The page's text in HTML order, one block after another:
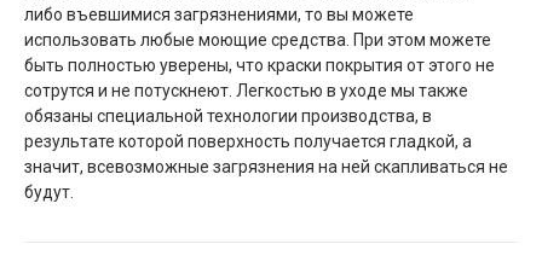
либо въевшимися загрязнениями, то вы можете
использовать любые моющие средства. При этом можете
быть полностью уверены, что краски покрытия от этого не
сотрутся и не потускнеют. Легкостью в уходе мы также
обязаны специальной технологии производства, в
результате которой поверхность получается гладкой, а
значит, всевозможные загрязнения на ней скапливаться не
будут.